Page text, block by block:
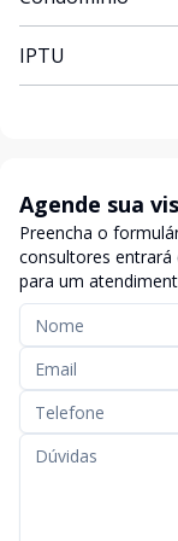
IPTU
Agende sua
exclusividade
Preencha o
consultores
para um